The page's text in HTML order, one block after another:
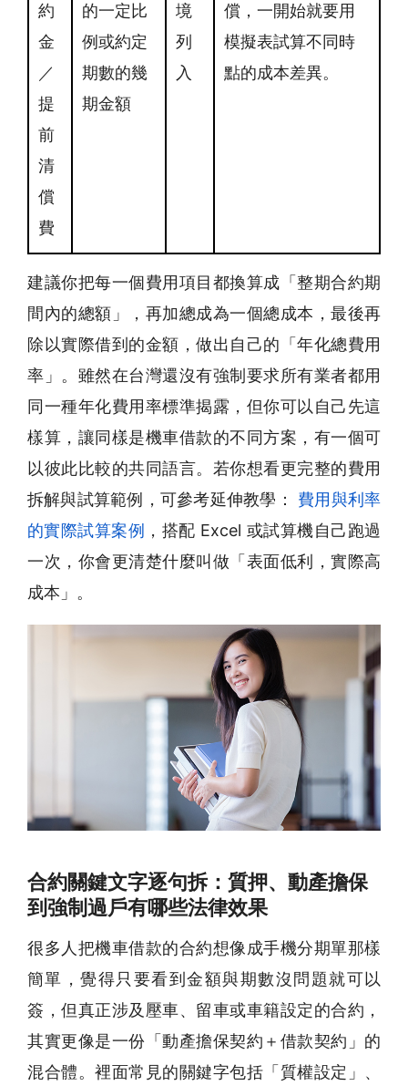
約
金
／
提
前
清
償
費
的一定比
例或約定
期數的幾
期金額
境
列
入
償，一開始就要用
模擬表試算不同時
點的成本差異。
建議你把每一個費用項目都換算成「整期合約期
間內的總額」，再加總成為一個總成本，最後再
除以實際借到的金額，做出自己的「年化總費用
率」。雖然在台灣還沒有強制要求所有業者都用
同一種年化費用率標準揭露，但你可以自己先這
樣算，讓同樣是機車借款的不同方案，有一個可
以彼此比較的共同語言。若你想看更完整的費用
拆解與試算範例，可參考延伸教學：
費用與利率
的實際試算案例 ，搭配 Excel 或試算機自己跑過
一次，你會更清楚什麼叫做「表面低利，實際高
成本」。
合約關鍵文字逐句拆：質押、動產擔保
到強制過戶有哪些法律效果
很多人把機車借款的合約想像成手機分期單那樣
簡單，覺得只要看到金額與期數沒問題就可以
簽，但真正涉及壓車、留車或車籍設定的合約，
其實更像是一份「動產擔保契約＋借款契約」的
混合體。裡面常見的關鍵字包括「質權設定」、